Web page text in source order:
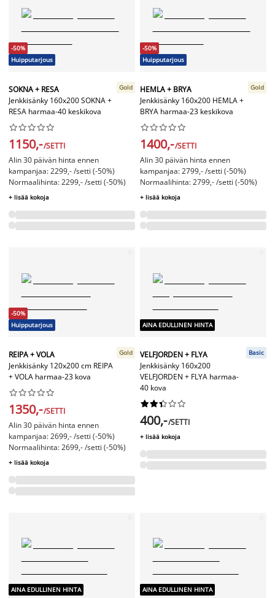
-50%
Huipputarjous
SOKNA + RESA
Jenkkisänky 160x200 SOKNA +
RESA harmaa-40 keskikova
Gold






1150,-/SETTI
Alin 30 päivän hinta ennen
kampanjaa: 2299,- /setti (-50%)
Normaalihinta: 2299,- /setti (-50%)
+ lisää kokoja
-50%
Huipputarjous
HEMLA + BRYA
Jenkkisänky 160x200 HEMLA +
BRYA harmaa-23 keskikova
Gold






1400,-/SETTI
Alin 30 päivän hinta ennen
kampanjaa: 2799,- /setti (-50%)
Normaalihinta: 2799,- /setti (-50%)
+ lisää kokoja
-50%
Huipputarjous
REIPA + VOLA
Jenkkisänky 120x200 cm REIPA
+ VOLA harmaa-23 kova
Gold






1350,-/SETTI
Alin 30 päivän hinta ennen
kampanjaa: 2699,- /setti (-50%)
Normaalihinta: 2699,- /setti (-50%)
+ lisää kokoja
AINA EDULLINEN HINTA
VELFJORDEN + FLYA
Jenkkisänky 160x200
VELFJORDEN + FLYA harmaa-
40 kova
Basic






400,-/SETTI
+ lisää kokoja
AINA EDULLINEN HINTA AINA EDULLINEN HINTA